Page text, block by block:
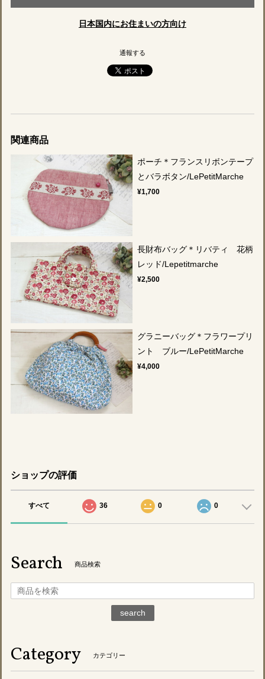
日本国内にお住まいの方向け
通報する
関連商品
ポーチ＊フランスリボンテープ
とバラボタン/LePetitMarche
¥1,700
長財布バッグ＊リバティ 花柄
レッド/Lepetitmarche
¥2,500
グラニーバッグ＊フラワープリ
ント ブルー/LePetitMarche
¥4,000
ショップの評価
すべて 36 0 0
Search 商品検索
search
Category カテゴリー